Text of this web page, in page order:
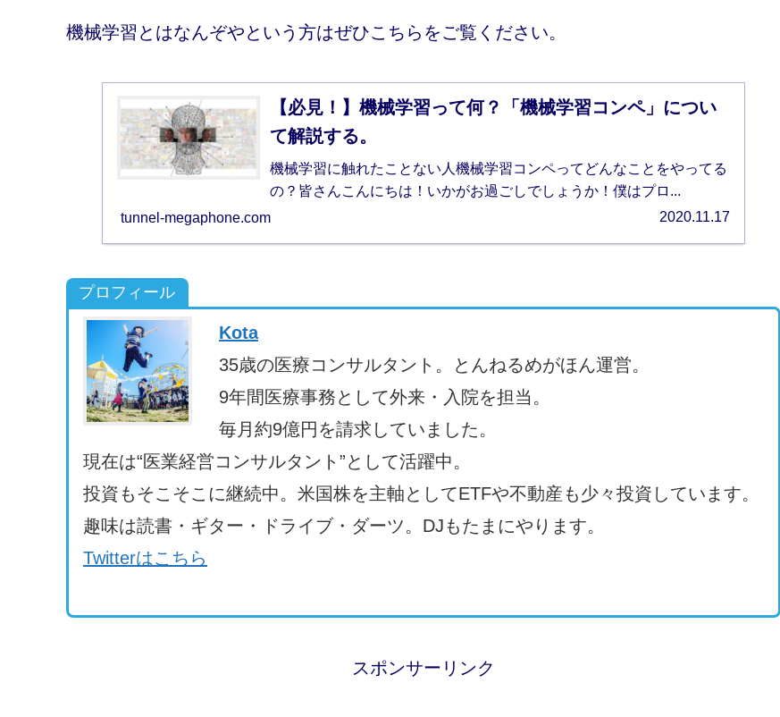
機械学習とはなんぞやという方はぜひこちらをご覧ください。
【必見！】機械学習って何？「機械学習コンペ」につい
て解説する。
機械学習に触れたことない人機械学習コンペってどんなことをやってる
の？皆さんこんにちは！いかがお過ごしでしょうか！僕はプロ...
tunnel-megaphone.com
2020.11.17
プロフィール
Kota
35歳の医療コンサルタント。とんねるめがほん運営。
9年間医療事務として外来・入院を担当。
毎月約9億円を請求していました。
現在は“医業経営コンサルタント”として活躍中。
投資もそこそこに継続中。米国株を主軸としてETFや不動産も少々投資しています。
趣味は読書・ギター・ドライブ・ダーツ。DJもたまにやります。
Twitterはこちら
スポンサーリンク